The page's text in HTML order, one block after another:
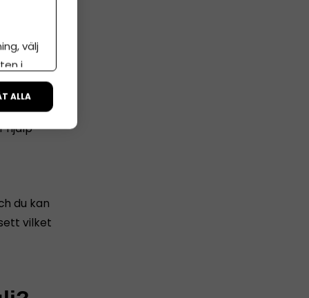
tror
hjälp
du kan
vilket
välj
i
ALLA